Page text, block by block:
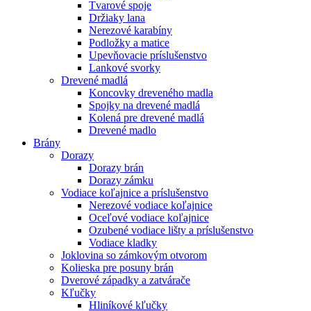
Tvarové spoje
Držiaky lana
Nerezové karabíny
Podložky a matice
Upevňovacie príslušenstvo
Lankové svorky
Drevené madlá
Koncovky dreveného madla
Spojky na drevené madlá
Kolená pre drevené madlá
Drevené madlo
Brány
Dorazy
Dorazy brán
Dorazy zámku
Vodiace koľajnice a príslušenstvo
Nerezové vodiace koľajnice
Oceľové vodiace koľajnice
Ozubené vodiace lišty a príslušenstvo
Vodiace kladky
Joklovina so zámkovým otvorom
Kolieska pre posuny brán
Dverové západky a zatvárače
Kľučky
Hliníkové kľučky